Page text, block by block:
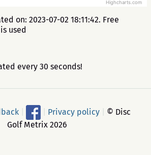
Highcharts.com
on: 2023-07-02 18:11:42. Free
used
every 30 seconds!
Privacy policy
© Disc
Golf Metrix 2026